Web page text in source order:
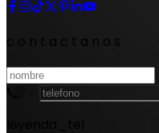
contactanos